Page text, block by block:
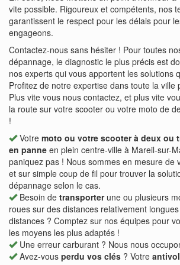
vite possible. Rigoureux et compétents, nos
garantissent le respect pour les délais pour
engageons.
Contactez-nous sans hésiter ! Pour toutes
dépannage, le diagnostic le plus précis est
nos experts qui vous apportent les solutions
Profitez de notre expertise dans toute la ville
Plus vite vous nous contactez, et plus vite
la route sur votre scooter ou votre moto de
!
Votre moto ou votre scooter à deux ou
en panne en plein centre-ville à Mareil-sur-
paniquez pas ! Nous sommes en mesure de
et sur simple coup de fil pour trouver la
dépannage selon le cas.
Besoin de transporterune ou plusieurs
roues sur des distances relativement
distances ? Comptez sur nos équipes pour
les moyens les plus adaptés !
Une erreur carburant ? Nous nous
Avez-vous perdu vos clés ? Votre